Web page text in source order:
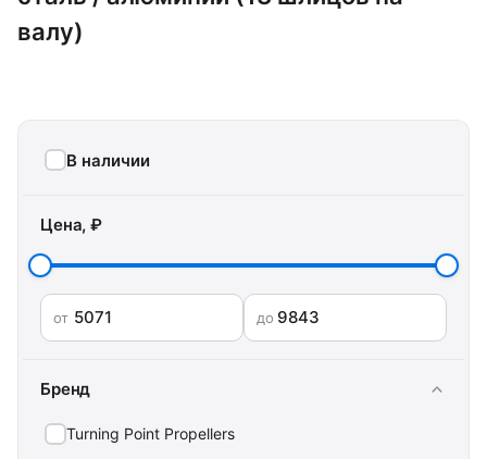
валу)
В наличии
Цена, ₽
от до
Бренд
Turning Point Propellers